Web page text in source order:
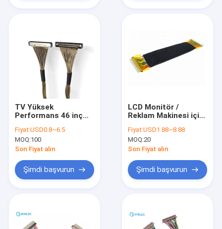
Ürün:% s
TV Yüksek
Performans 46 inç
TNT Meclisi için Açık
LCD LVDS TV Kablosu
Fiyat:USD0.8~6.5
MOQ:100
Son Fiyat alın
Şimdi başvurun
LCD Monitör /
Reklam Makinesi için
LVDS Kablo Düzeneği
Fiyat:USD1.88~8.88
MOQ:20
Son Fiyat alın
Şimdi başvurun